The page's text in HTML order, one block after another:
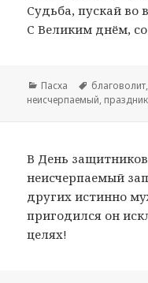
Судьба, пускай во
С Великим днём,
Рубрики
Пасха Метки
благоволит,
неисчерпаемый,
В День
неисчерпаемый
других истинно
пригодился он
целях!